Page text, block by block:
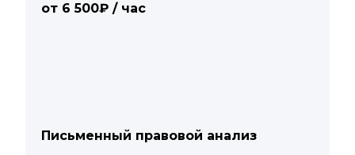
от 6 500₽ / час
Письменный правовой анализ